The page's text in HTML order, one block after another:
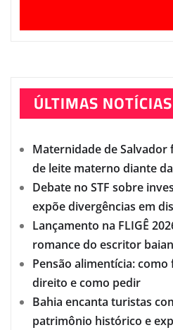
ÚLTIMAS NOTÍCIAS
Maternidade de Salvador
de leite materno diante
Debate no STF sobre
expõe divergências em
Lançamento na FLIGÊ
romance do escritor
Pensão alimentícia:
direito e como pedir
Bahia encanta turistas
patrimônio histórico e